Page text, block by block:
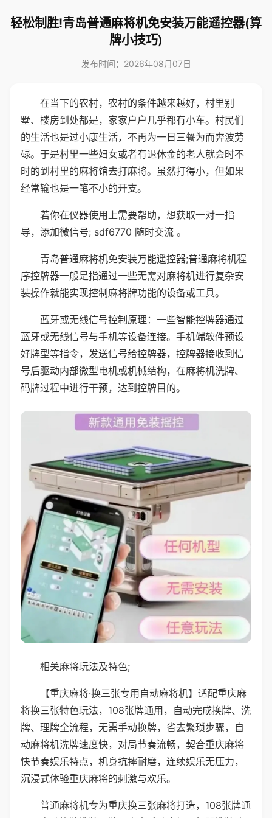
轻松制胜!青岛普通麻将机免安装万能遥控器(算
牌小技巧)
发布时间：2026年08月07日
在当下的农村，农村的条件越来越好，村里别
墅、楼房到处都是，家家户户几乎都有小车。村民们
的生活也是过小康生活，不再为一日三餐为而奔波劳
碌。于是村里一些妇女或者有退休金的老人就会时不
时的到村里的麻将馆去打麻将。虽然打得小，但如果
经常输也是一笔不小的开支。
若你在仪器使用上需要帮助，想获取一对一指
导，添加微信号; sdf6770 随时交流 。
青岛普通麻将机免安装万能遥控器;普通麻将机程
序控牌器一般是指通过一些无需对麻将机进行复杂安
装操作就能实现控制麻将牌功能的设备或工具。
蓝牙或无线信号控制原理：一些智能控牌器通过
蓝牙或无线信号与手机等设备连接。手机端软件预设
好牌型等指令，发送信号给控牌器，控牌器接收到信
号后驱动内部微型电机或机械结构，在麻将机洗牌、
码牌过程中进行干预，达到控牌目的。
相关麻将玩法及特色;
【重庆麻将·换三张专用自动麻将机】适配重庆麻
将换三张特色玩法，108张牌通用，自动完成换牌、洗
牌、理牌全流程，无需手动换牌，省去繁琐步骤，自
动麻将机洗牌速度快，对局节奏流畅，契合重庆麻将
快节奏娱乐特点，机身抗摔耐磨，连续娱乐无压力，
沉浸式体验重庆麻将的刺激与欢乐。
普通麻将机专为重庆换三张麻将打造，108张牌通